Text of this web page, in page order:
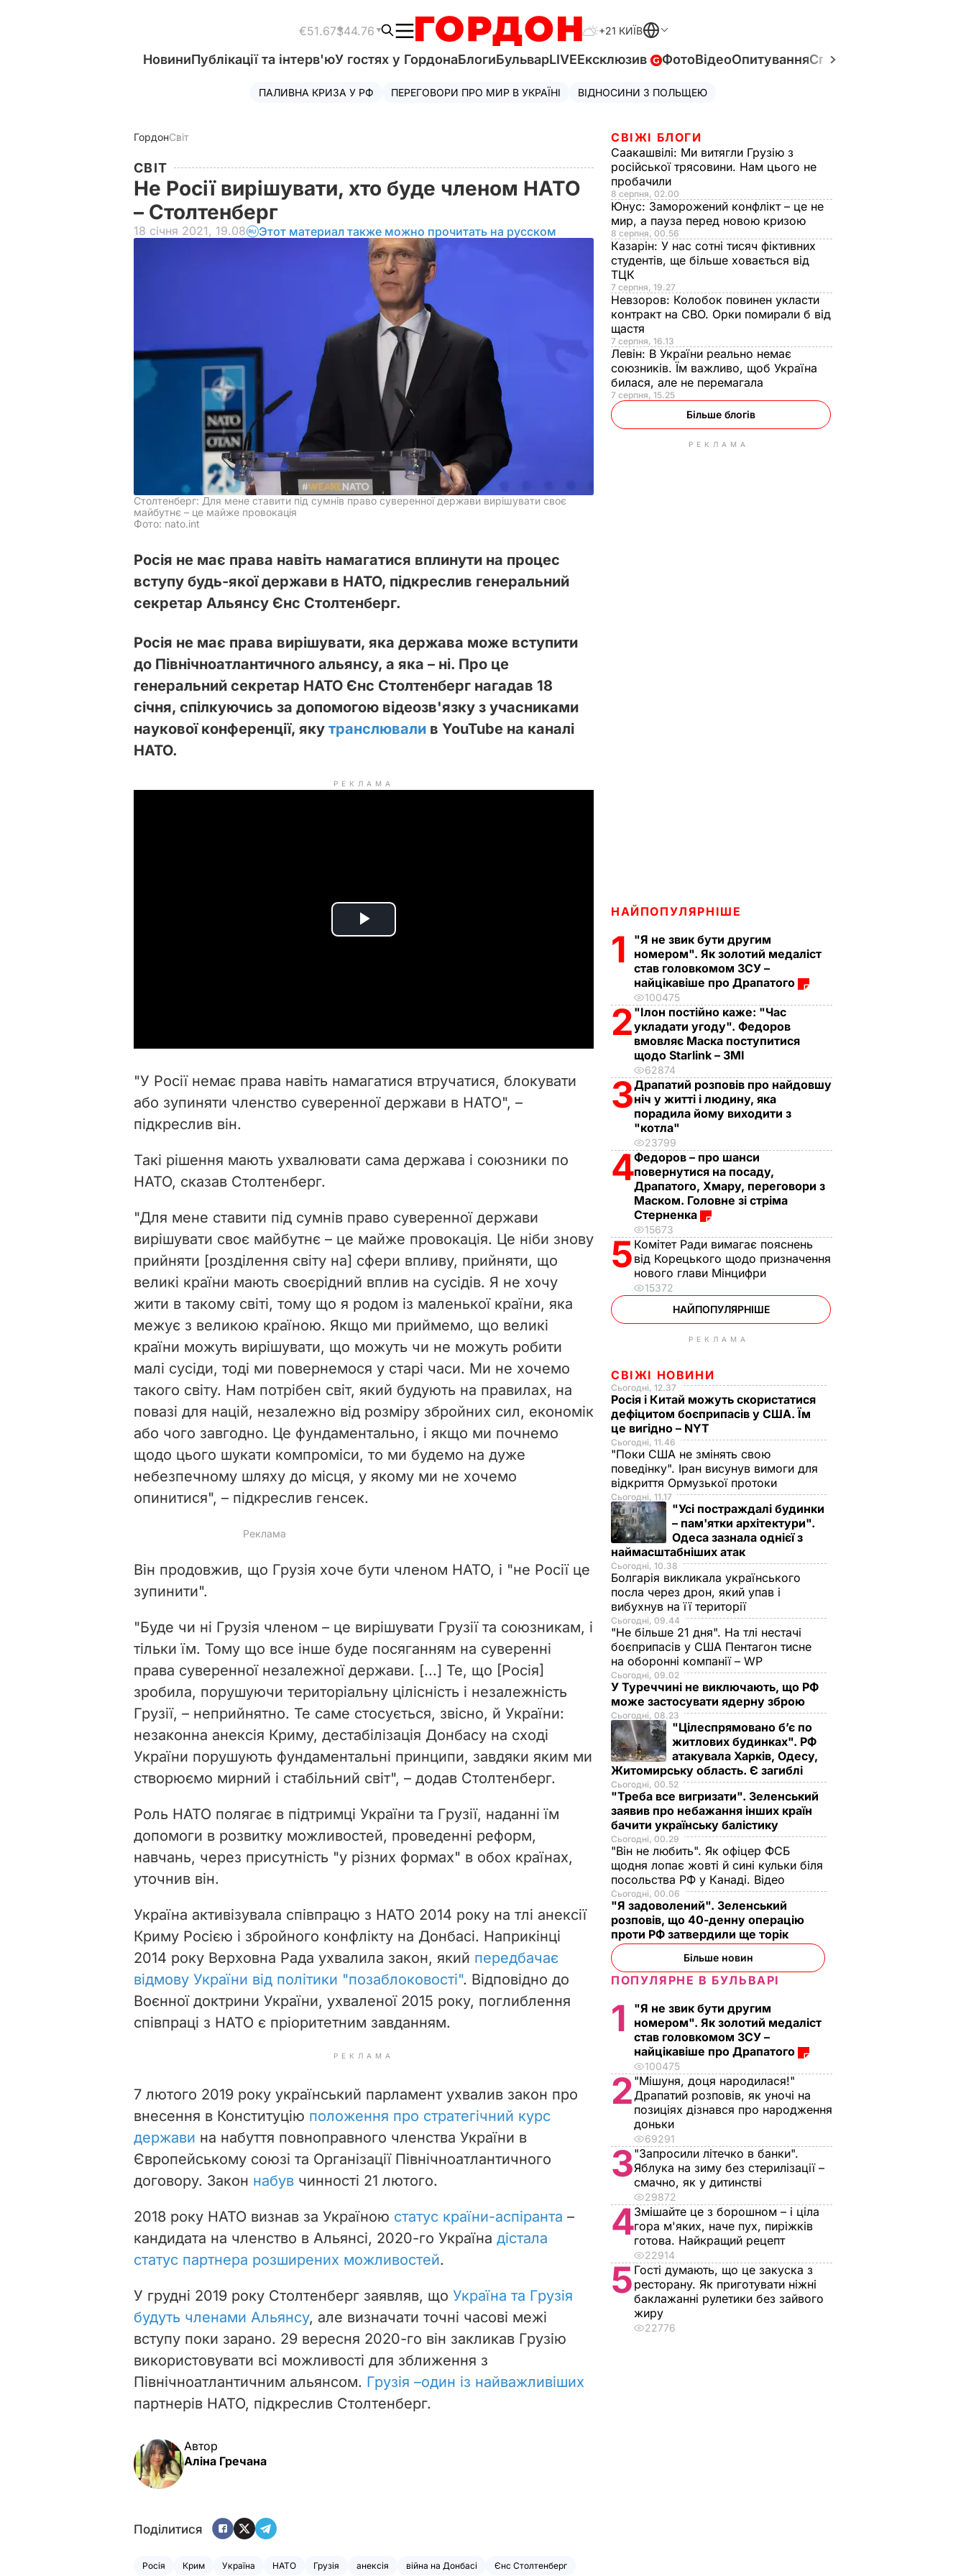
€51.67$44.76 +21 КИЇВ
НовиниПублікації та інтерв'юУ гостях у ГордонаБлогиБульварLIVEЕксклюзив ФотоВідеоОпитуванняСпецпроєкти
ПАЛИВНА КРИЗА У РФ ПЕРЕГОВОРИ ПРО МИР В УКРАЇНІ ВІДНОСИНИ З ПОЛЬЩЕЮ
ГордонСвіт
СВІТ
Не Росії вирішувати, хто буде членом НАТО
– Столтенберг
18 січня 2021, 19.08 Этот материал также можно прочитать на русском
Столтенберг: Для мене ставити під сумнів право суверенної держави вирішувати своє
майбутнє – це майже провокація
Фото: nato.int
Росія не має права навіть намагатися вплинути на процес
вступу будь-якої держави в НАТО, підкреслив генеральний
секретар Альянсу Єнс Столтенберг.
Росія не має права вирішувати, яка держава може вступити
до Північноатлантичного альянсу, а яка – ні. Про це
генеральний секретар НАТО Єнс Столтенберг нагадав 18
січня, спілкуючись за допомогою відеозв'язку з учасниками
наукової конференції, яку транслювали в YouTube на каналі
НАТО.
РЕКЛАМА
P
i
e
"У Росії немає права навіть намагатися втручатися, блокувати
або зупиняти членство суверенної держави в НАТО", –
підкреслив він.
Такі рішення мають ухвалювати сама держава і союзники по
НАТО, сказав Столтенберг.
"Для мене ставити під сумнів право суверенної держави
вирішувати своє майбутнє – це майже провокація. Це ніби знову
прийняти [розділення світу на] сфери впливу, прийняти, що
великі країни мають своєрідний вплив на сусідів. Я не хочу
жити в такому світі, тому що я родом із маленької країни, яка
межує з великою країною. Якщо ми приймемо, що великі
країни можуть вирішувати, що можуть чи не можуть робити
малі сусіди, тоді ми повернемося у старі часи. Ми не хочемо
такого світу. Нам потрібен світ, який будують на правилах, на
повазі для націй, незалежно від розміру збройних сил, економік
або чого завгодно. Це фундаментально, і якщо ми почнемо
щодо цього шукати компроміси, то ми будемо на дуже
небезпечному шляху до місця, у якому ми не хочемо
опинитися", – підкреслив генсек.
Він продовжив, що Грузія хоче бути членом НАТО, і "не Росії це
зупинити".
"Буде чи ні Грузія членом – це вирішувати Грузії та союзникам, і
тільки їм. Тому що все інше буде посяганням на суверенні
права суверенної незалежної держави. [...] Те, що [Росія]
зробила, порушуючи територіальну цілісність і незалежність
Грузії, – неприйнятно. Те саме стосується, звісно, й України:
незаконна анексія Криму, дестабілізація Донбасу на сході
України порушують фундаментальні принципи, завдяки яким ми
створюємо мирний і стабільний світ", – додав Столтенберг.
Роль НАТО полягає в підтримці України та Грузії, наданні їм
допомоги в розвитку можливостей, проведенні реформ,
навчань, через присутність "у різних формах" в обох країнах,
уточнив він.
Україна активізувала співпрацю з НАТО 2014 року на тлі анексії
Криму Росією і збройного конфлікту на Донбасі. Наприкінці
2014 року Верховна Рада ухвалила закон, який передбачає
відмову України від політики "позаблоковості". Відповідно до
Воєнної доктрини України, ухваленої 2015 року, поглиблення
співпраці з НАТО є пріоритетним завданням.
РЕКЛАМА
7 лютого 2019 року український парламент ухвалив закон про
внесення в Конституцію положення про стратегічний курс
держави на набуття повноправного членства України в
Європейському союзі та Організації Північноатлантичного
договору. Закон набув чинності 21 лютого.
2018 року НАТО визнав за Україною статус країни-аспіранта –
кандидата на членство в Альянсі, 2020-го Україна дістала
статус партнера розширених можливостей.
У грудні 2019 року Столтенберг заявляв, що Україна та Грузія
будуть членами Альянсу, але визначати точні часові межі
вступу поки зарано. 29 вересня 2020-го він закликав Грузію
використовувати всі можливості для зближення з
Північноатлантичним альянсом. Грузія –один із найважливіших
партнерів НАТО, підкреслив Столтенберг.
Автор
Аліна Гречана
Поділитися
Росія Крим Україна НАТО Грузія анексія війна на Донбасі Єнс Столтенберг
СВІЖІ БЛОГИ
Саакашвілі: Ми витягли Грузію з
російської трясовини. Нам цього не
пробачили
8 серпня, 02.00
Юнус: Заморожений конфлікт – це не
мир, а пауза перед новою кризою
8 серпня, 00.56
Казарін: У нас сотні тисяч фіктивних
студентів, ще більше ховається від
ТЦК
7 серпня, 19.27
Невзоров: Колобок повинен укласти
контракт на СВО. Орки помирали б від
щастя
7 серпня, 16.13
Левін: В України реально немає
союзників. Їм важливо, щоб Україна
билася, але не перемагала
7 серпня, 15.25
Більше блогів
РЕКЛАМА
НАЙПОПУЛЯРНІШЕ
1
"Я не звик бути другим
номером". Як золотий медаліст
став головкомом ЗСУ –
найцікавіше про Драпатого
100475
2 "Ілон постійно каже: "Час
укладати угоду". Федоров
вмовляє Маска поступитися
щодо Starlink – ЗМІ
62874
3Драпатий розповів про найдовшу
ніч у житті і людину, яка
порадила йому виходити з
"котла"
23799
4Федоров – про шанси
повернутися на посаду,
Драпатого, Хмару, переговори з
Маском. Головне зі стріма
Стерненка
15673
5 Комітет Ради вимагає пояснень
від Корецького щодо призначення
нового глави Мінцифри
15372
НАЙПОПУЛЯРНІШЕ
РЕКЛАМА
СВІЖІ НОВИНИ
Сьогодні, 12.37
Росія і Китай можуть скористатися
дефіцитом боєприпасів у США. Їм
це вигідно – NYT
Сьогодні, 11.46
"Поки США не змінять свою
поведінку". Іран висунув вимоги для
відкриття Ормузької протоки
Сьогодні, 11.17
"Усі постраждалі будинки
– пам'ятки архітектури".
Одеса зазнала однієї з
наймасштабніших атак
Сьогодні, 10.38
Болгарія викликала українського
посла через дрон, який упав і
вибухнув на її території
Сьогодні, 09.44
"Не більше 21 дня". На тлі нестачі
боєприпасів у США Пентагон тисне
на оборонні компанії – WP
Сьогодні, 09.02
У Туреччині не виключають, що РФ
може застосувати ядерну зброю
Сьогодні, 08.23
"Цілеспрямовано бʼє по
житлових будинках". РФ
атакувала Харків, Одесу,
Житомирську область. Є загиблі
Сьогодні, 00.52
"Треба все вигризати". Зеленський
заявив про небажання інших країн
бачити українську балістику
Сьогодні, 00.29
"Він не любить". Як офіцер ФСБ
щодня лопає жовті й сині кульки біля
посольства РФ у Канаді. Відео
Сьогодні, 00.06
"Я задоволений". Зеленський
розповів, що 40-денну операцію
проти РФ затвердили ще торік
Більше новин
ПОПУЛЯРНЕ В БУЛЬВАРІ
1
"Я не звик бути другим
номером". Як золотий медаліст
став головкомом ЗСУ –
найцікавіше про Драпатого
100475
2 "Мішуня, доця народилася!"
Драпатий розповів, як уночі на
позиціях дізнався про народження
доньки
69291
3"Запросили літечко в банки".
Яблука на зиму без стерилізації –
смачно, як у дитинстві
29872
4Змішайте це з борошном – і ціла
гора м'яких, наче пух, пиріжків
готова. Найкращий рецепт
22914
5 Гості думають, що це закуска з
ресторану. Як приготувати ніжні
баклажанні рулетики без зайвого
жиру
22776